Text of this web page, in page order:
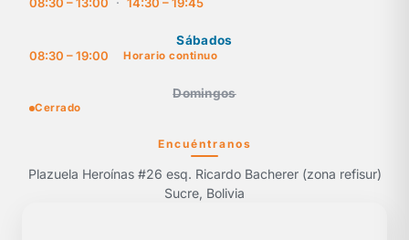
Sábados
08:30 – 19:00
Horario continuo
Domingos
Cerrado
Encuéntranos
Plazuela Heroínas #26 esq. Ricardo Bacherer (zona refisur)
Sucre, Bolivia